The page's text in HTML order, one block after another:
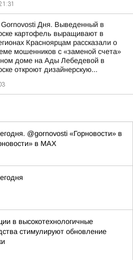
Дня. Выведенный в
картофель выращивают в
Красноярцам рассказали о
мошенников с «заменой счета»
доме на Ады Лебедевой в
откроют дизайнерскую...
@gornovosti «Горновости» в
в МАХ
в высокотехнологичные
стимулируют обновление